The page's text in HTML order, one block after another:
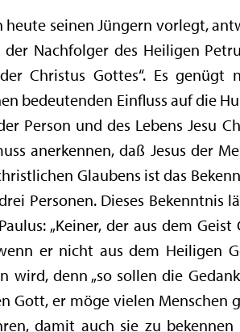
heute seinen Jüngern vorlegt,
Nachfolger des Heiligen
Christus Gottes“. Es
bedeutenden Einfluss auf die
Person und des Lebens Jesu
anerkennen, daß Jesus der
Glaubens ist das
Personen. Dieses Bekenntnis
„Keiner, der aus dem
er nicht aus dem Heiligen
wird, denn „so sollen die
Gott, er möge vielen Menschen
damit auch sie zu